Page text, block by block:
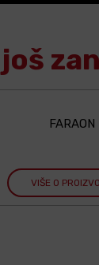
FARAON
VIŠE O